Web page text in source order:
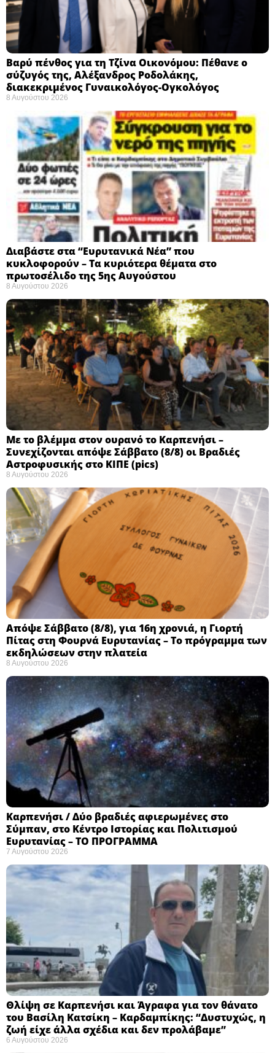
Βαρύ πένθος για τη Τζίνα Οικονόμου: Πέθανε ο
σύζυγός της, Αλέξανδρος Ροδολάκης,
διακεκριμένος Γυναικολόγος-Ογκολόγος
8 Αυγούστου 2026
Διαβάστε στα “Ευρυτανικά Νέα” που
κυκλοφορούν – Τα κυριότερα θέματα στο
πρωτοσέλιδο της 5ης Αυγούστου
8 Αυγούστου 2026
Με το βλέμμα στον ουρανό το Καρπενήσι –
Συνεχίζονται απόψε Σάββατο (8/8) οι Βραδιές
Αστροφυσικής στο ΚΙΠΕ (pics)
8 Αυγούστου 2026
Απόψε Σάββατο (8/8), για 16η χρονιά, η Γιορτή
Πίτας στη Φουρνά Ευρυτανίας – Το πρόγραμμα των
εκδηλώσεων στην πλατεία
8 Αυγούστου 2026
Καρπενήσι / Δύο βραδιές αφιερωμένες στο
Σύμπαν, στο Κέντρο Ιστορίας και Πολιτισμού
Ευρυτανίας – ΤΟ ΠΡΟΓΡΑΜΜΑ
7 Αυγούστου 2026
Θλίψη σε Καρπενήσι και Άγραφα για τον θάνατο
του Βασίλη Κατσίκη – Καρδαμπίκης: “Δυστυχώς, η
ζωή είχε άλλα σχέδια και δεν προλάβαμε”
6 Αυγούστου 2026